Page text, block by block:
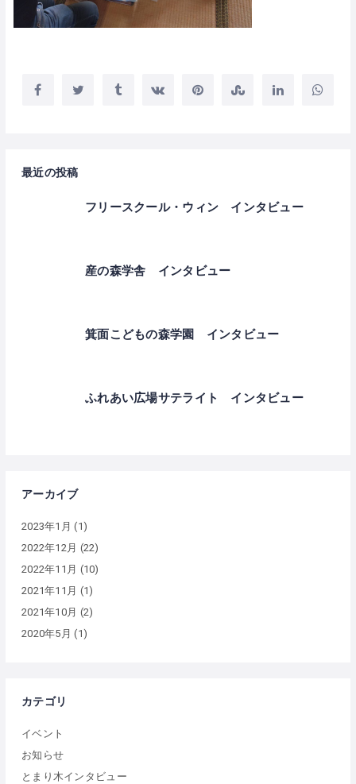
最近の投稿
フリースクール・ウィン インタビュー
産の森学舎 インタビュー
箕面こどもの森学園 インタビュー
ふれあい広場サテライト インタビュー
アーカイブ
2023年1月 (1)
2022年12月 (22)
2022年11月 (10)
2021年11月 (1)
2021年10月 (2)
2020年5月 (1)
カテゴリ
イベント
お知らせ
とまり木インタビュー